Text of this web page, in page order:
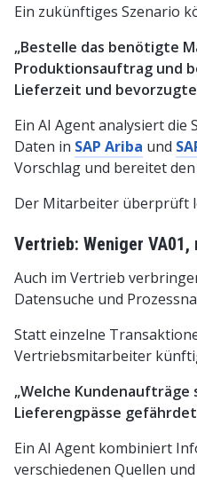
Ein zukünftiges Szenario
„Bestelle das benötigte
Produktionsauftrag und
Lieferzeit und
Ein AI Agent analysiert
Daten in SAP Ariba und
Vorschlag und bereitet
Der Mitarbeiter überprüft
Vertrieb: Weniger
Auch im Vertrieb
Datensuche und
Statt einzelne
Vertriebsmitarbeiter
„Welche
Lieferengpässe
Ein AI Agent kombiniert
verschiedenen Quellen